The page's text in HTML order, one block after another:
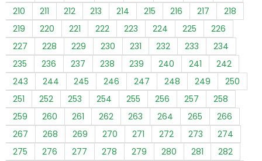
210
211 212 213 214 215 216 217
218
219
220 221 222 223 224 225
226
227
228 229 230 231 232 233
234
235
236 237 238 239 240 241
242
243
244 245 246 247 248 249
250
251
252 253 254 255 256 257
258
259
260 261 262 263 264 265
266
267
268 269 270 271 272 273
274
275
276 277 278 279 280 281 282